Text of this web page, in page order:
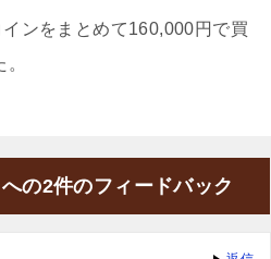
ンをまとめて160,000円で買
の2件のフィードバック